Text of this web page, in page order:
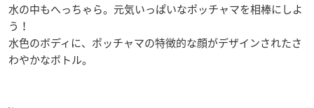
水の中もへっちゃら。元気いっぱいなポッチャマを相棒にしよ
う！
水色のボディに、ポッチャマの特徴的な顔がデザインされたさ
わやかなボトル。